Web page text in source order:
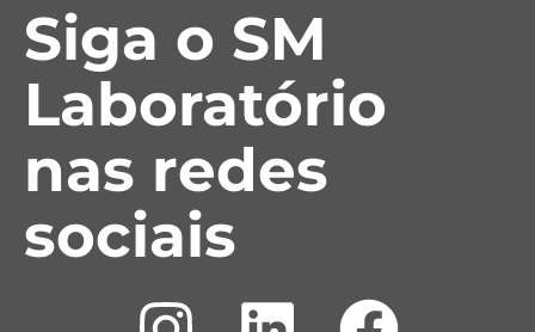
Siga o SM
Laboratório
nas redes
sociais